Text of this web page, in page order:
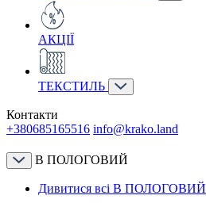
АКЦІЇ
ТЕКСТИЛЬ
Контакти
+380685165516 info@krako.land
В ПОЛОГОВИЙ
Дивитися всі В ПОЛОГОВИЙ